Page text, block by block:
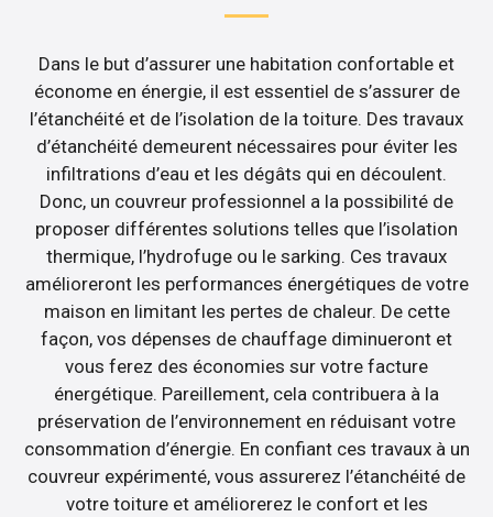
Dans le but d’assurer une habitation confortable et
économe en énergie, il est essentiel de s’assurer de
l’étanchéité et de l’isolation de la toiture. Des travaux
d’étanchéité demeurent nécessaires pour éviter les
infiltrations d’eau et les dégâts qui en découlent.
Donc, un couvreur professionnel a la possibilité de
proposer différentes solutions telles que l’isolation
thermique, l’hydrofuge ou le sarking. Ces travaux
amélioreront les performances énergétiques de votre
maison en limitant les pertes de chaleur. De cette
façon, vos dépenses de chauffage diminueront et
vous ferez des économies sur votre facture
énergétique. Pareillement, cela contribuera à la
préservation de l’environnement en réduisant votre
consommation d’énergie. En confiant ces travaux à un
couvreur expérimenté, vous assurerez l’étanchéité de
votre toiture et améliorerez le confort et les